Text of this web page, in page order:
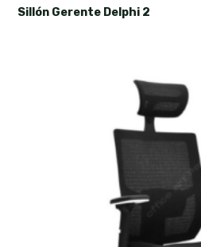
Sillón Gerente Delphi 2